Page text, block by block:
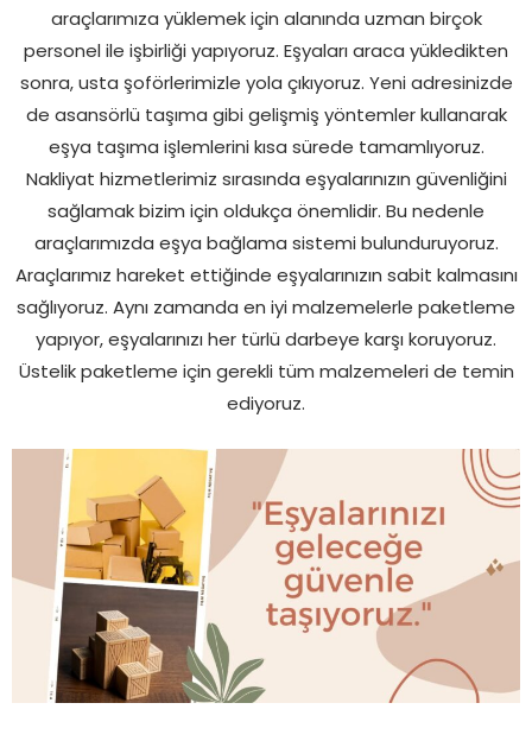
araçlarımıza yüklemek için alanında uzman birçok
personel ile işbirliği yapıyoruz. Eşyaları araca yükledikten
sonra, usta şoförlerimizle yola çıkıyoruz. Yeni adresinizde
de asansörlü taşıma gibi gelişmiş yöntemler kullanarak
eşya taşıma işlemlerini kısa sürede tamamlıyoruz.
Nakliyat hizmetlerimiz sırasında eşyalarınızın güvenliğini
sağlamak bizim için oldukça önemlidir. Bu nedenle
araçlarımızda eşya bağlama sistemi bulunduruyoruz.
Araçlarımız hareket ettiğinde eşyalarınızın sabit kalmasını
sağlıyoruz. Aynı zamanda en iyi malzemelerle paketleme
yapıyor, eşyalarınızı her türlü darbeye karşı koruyoruz.
Üstelik paketleme için gerekli tüm malzemeleri de temin
ediyoruz.